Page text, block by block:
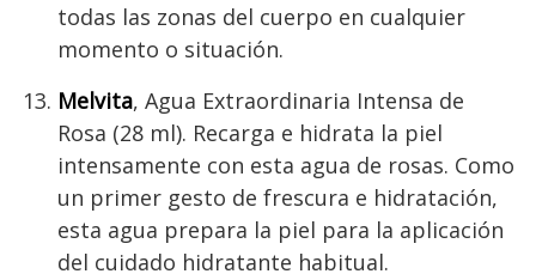
todas las zonas del cuerpo en cualquier
momento o situación.
Melvita, Agua Extraordinaria Intensa de
Rosa (28 ml). Recarga e hidrata la piel
intensamente con esta agua de rosas. Como
un primer gesto de frescura e hidratación,
esta agua prepara la piel para la aplicación
del cuidado hidratante habitual.